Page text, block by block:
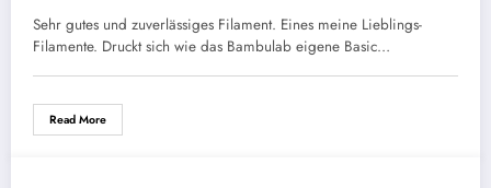
Sehr gutes und zuverlässiges Filament. Eines meine Lieblings-
Filamente. Druckt sich wie das Bambulab eigene Basic…
Read More